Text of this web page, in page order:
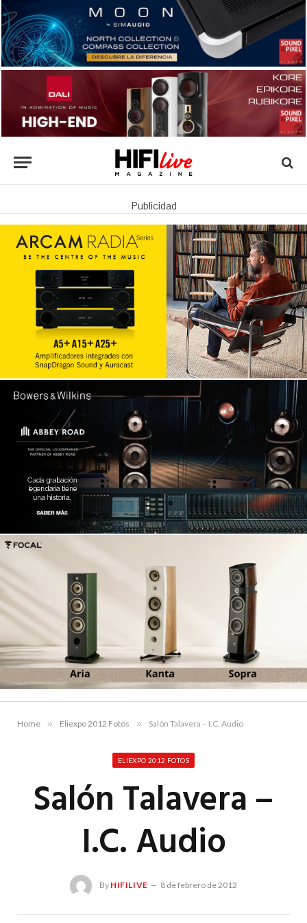
Publicidad
Home » Eliexpo 2012 Fotos » Salón Talavera – I.C. Audio
ELIEXPO 2012 FOTOS
Salón Talavera –
I.C. Audio
By HIFILIVE 8 de febrero de 2012